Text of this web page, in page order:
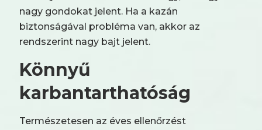
nagy gondokat jelent. Ha a kazán
biztonságával probléma van, akkor az
rendszerint nagy bajt jelent.
Könnyű
karbantarthatóság
Természetesen az éves ellenőrzést